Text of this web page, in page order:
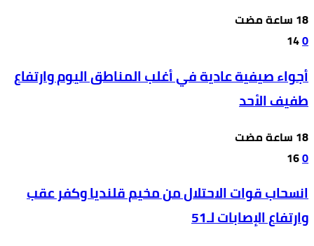
0
14
أجواء صيفية عادية في أغلب المناطق اليوم وارتفاع
طفيف الأحد
0
16
انسحاب قوات الاحتلال من مخيم قلنديا وكفر عقب
وارتفاع الإصابات لـ51